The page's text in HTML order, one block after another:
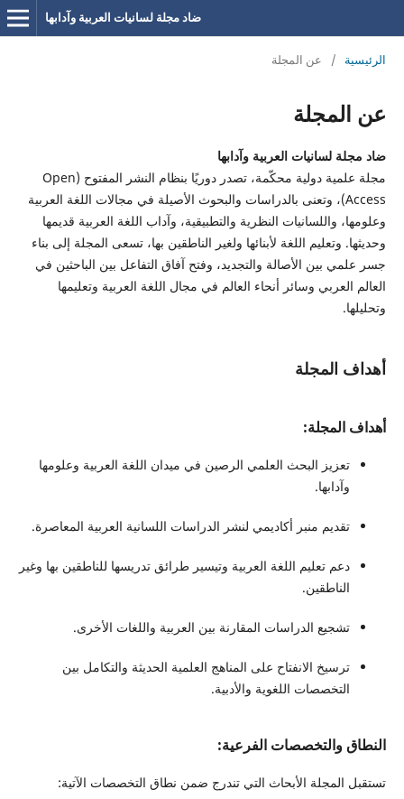
ضاد مجلة لسانيات العربية وآدابها
الرئيسية / عن المجلة
عن المجلة
ضاد مجلة لسانيات العربية وآدابها
مجلة علمية دولية محكّمة، تصدر دوريًا بنظام النشر المفتوح (Open
Access)، وتعنى بالدراسات والبحوث الأصيلة في مجالات اللغة العربية
وعلومها، واللسانيات النظرية والتطبيقية، وآداب اللغة العربية قديمها
وحديثها. وتعليم اللغة لأبنائها ولغير الناطقين بها، تسعى المجلة إلى بناء
جسر علمي بين الأصالة والتجديد، وفتح آفاق التفاعل بين الباحثين في
العالم العربي وسائر أنحاء العالم في مجال اللغة العربية وتعليمها
وتحليلها.
أهداف المجلة
أهداف المجلة:
تعزيز البحث العلمي الرصين في ميدان اللغة العربية وعلومها
وآدابها.
تقديم منبر أكاديمي لنشر الدراسات اللسانية العربية المعاصرة.
دعم تعليم اللغة العربية وتيسير طرائق تدريسها للناطقين بها وغير
الناطقين.
تشجيع الدراسات المقارنة بين العربية واللغات الأخرى.
ترسيخ الانفتاح على المناهج العلمية الحديثة والتكامل بين
التخصصات اللغوية والأدبية.
النطاق والتخصصات الفرعية:
تستقبل المجلة الأبحاث التي تندرج ضمن نطاق التخصصات الآتية: